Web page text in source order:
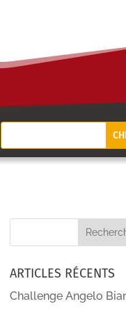
ARTICLES RÉCENTS
Challenge Angelo